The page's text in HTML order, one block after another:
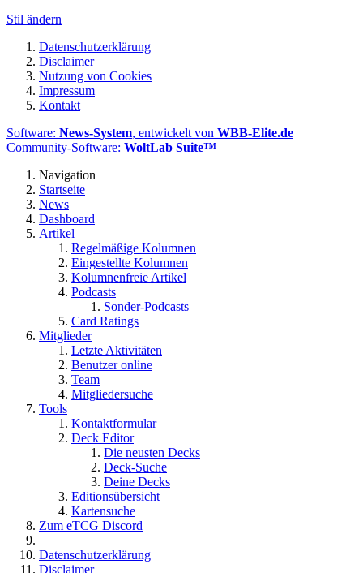
Stil ändern
Datenschutzerklärung
Disclaimer
Nutzung von Cookies
Impressum
Kontakt
Software: News-System, entwickelt von WBB-Elite.de
Community-Software: WoltLab Suite™
Navigation
Startseite
News
Dashboard
Artikel
Regelmäßige Kolumnen
Eingestellte Kolumnen
Kolumnenfreie Artikel
Podcasts
Sonder-Podcasts
Card Ratings
Mitglieder
Letzte Aktivitäten
Benutzer online
Team
Mitgliedersuche
Tools
Kontaktformular
Deck Editor
Die neusten Decks
Deck-Suche
Deine Decks
Editionsübersicht
Kartensuche
Zum eTCG Discord
Datenschutzerklärung
Disclaimer